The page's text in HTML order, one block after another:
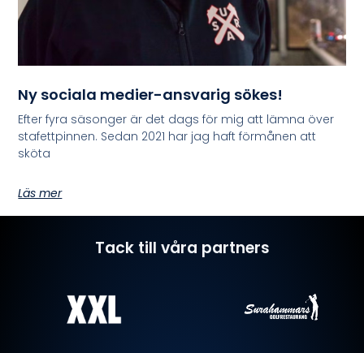
Ny sociala medier-ansvarig sökes!
Efter fyra säsonger är det dags för mig att lämna över
stafettpinnen. Sedan 2021 har jag haft förmånen att
sköta
Läs mer
Tack till våra partners